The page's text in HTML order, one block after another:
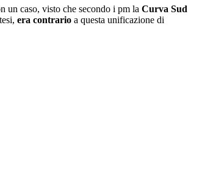
un caso, visto che secondo i pm la Curva Sud
era contrario a questa unificazione di